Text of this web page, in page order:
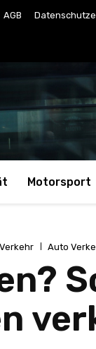
AGB
Motorsport
Auto